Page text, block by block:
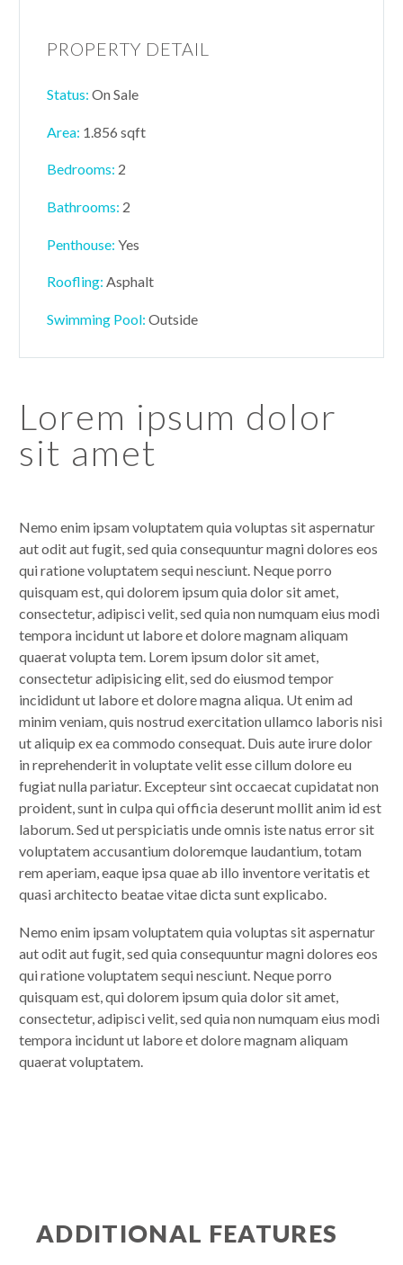
PROPERTY DETAIL
Status: On Sale
Area: 1.856 sqft
Bedrooms: 2
Bathrooms: 2
Penthouse: Yes
Roofling: Asphalt
Swimming Pool: Outside
Lorem ipsum dolor
sit amet
Nemo enim ipsam voluptatem quia voluptas sit aspernatur
aut odit aut fugit, sed quia consequuntur magni dolores eos
qui ratione voluptatem sequi nesciunt. Neque porro
quisquam est, qui dolorem ipsum quia dolor sit amet,
consectetur, adipisci velit, sed quia non numquam eius modi
tempora incidunt ut labore et dolore magnam aliquam
quaerat volupta tem. Lorem ipsum dolor sit amet,
consectetur adipisicing elit, sed do eiusmod tempor
incididunt ut labore et dolore magna aliqua. Ut enim ad
minim veniam, quis nostrud exercitation ullamco laboris nisi
ut aliquip ex ea commodo consequat. Duis aute irure dolor
in reprehenderit in voluptate velit esse cillum dolore eu
fugiat nulla pariatur. Excepteur sint occaecat cupidatat non
proident, sunt in culpa qui officia deserunt mollit anim id est
laborum. Sed ut perspiciatis unde omnis iste natus error sit
voluptatem accusantium doloremque laudantium, totam
rem aperiam, eaque ipsa quae ab illo inventore veritatis et
quasi architecto beatae vitae dicta sunt explicabo.
Nemo enim ipsam voluptatem quia voluptas sit aspernatur
aut odit aut fugit, sed quia consequuntur magni dolores eos
qui ratione voluptatem sequi nesciunt. Neque porro
quisquam est, qui dolorem ipsum quia dolor sit amet,
consectetur, adipisci velit, sed quia non numquam eius modi
tempora incidunt ut labore et dolore magnam aliquam
quaerat voluptatem.
ADDITIONAL FEATURES